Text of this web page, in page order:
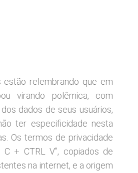
estão relembrando que em
virando polêmica, com
dados de seus usuários,
ter especificidade nesta
Os termos de privacidade
C + CTRL V”, copiados de
na internet, e a origem